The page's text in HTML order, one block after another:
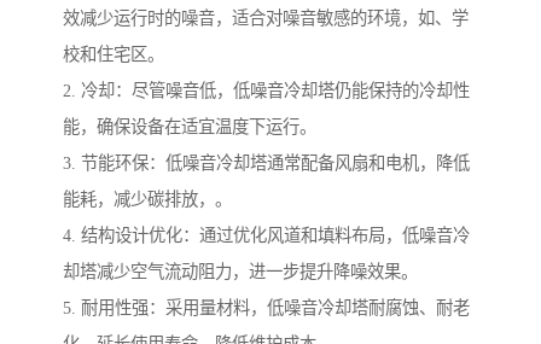
效减少运行时的噪音，适合对噪音敏感的环境，如、学
校和住宅区。
2. 冷却：尽管噪音低，低噪音冷却塔仍能保持的冷却性
能，确保设备在适宜温度下运行。
3. 节能环保：低噪音冷却塔通常配备风扇和电机，降低
能耗，减少碳排放，。
4. 结构设计优化：通过优化风道和填料布局，低噪音冷
却塔减少空气流动阻力，进一步提升降噪效果。
5. 耐用性强：采用量材料，低噪音冷却塔耐腐蚀、耐老